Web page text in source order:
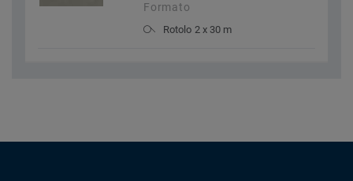
Formato
Rotolo 2 x 30 m